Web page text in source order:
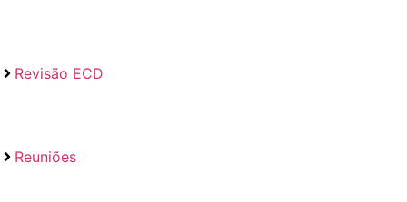
Revisão ECD
Reuniões